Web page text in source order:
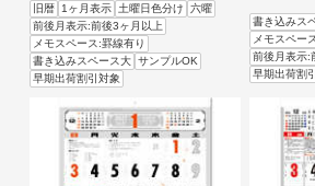
旧暦 1ヶ月表示 土曜日色分け
六曜
前後月表示:前後3ヶ月以上
メモスペース:罫線有り
書き込みスペース大 サンプルOK
早期出荷割引対象
書き込みス
メモスペー
前後月表示:
早期出荷割